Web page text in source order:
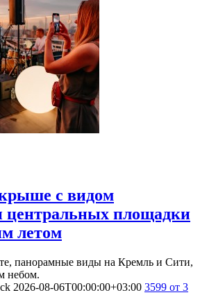
с видом
центральных площадки
летом
панорамные виды на Кремль и Сити,
небом.
2026-08-06T00:00:00+03:00 3599 от 3